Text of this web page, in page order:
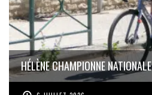
HÉLÈNE CHAMPIONNE NATIONALE